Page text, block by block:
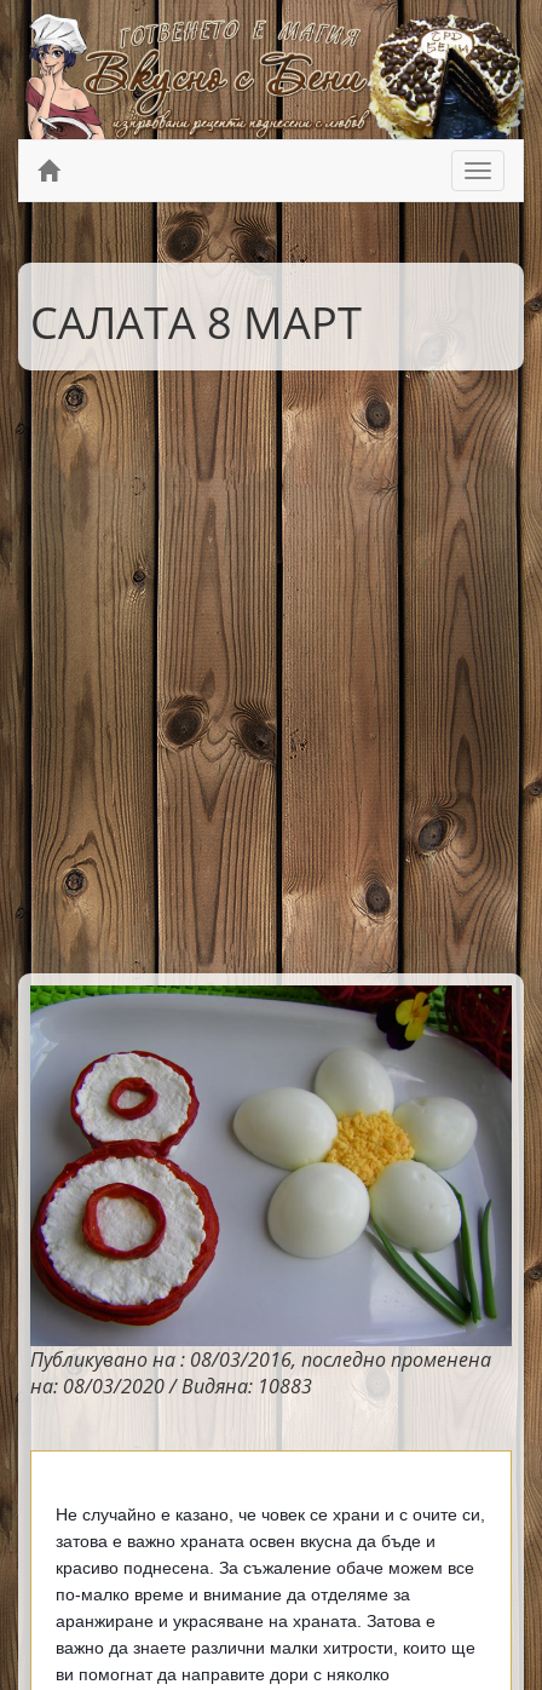
САЛАТА 8 МАРТ
Публикувано на : 08/03/2016, последно променена
на: 08/03/2020 / Видяна: 10883
Не случайно е казано, че човек се храни и с очите си,
затова е важно храната освен вкусна да бъде и
красиво поднесена. За съжаление обаче можем все
по-малко време и внимание да отделяме за
аранжиране и украсяване на храната. Затова е
важно да знаете различни малки хитрости, които ще
ви помогнат да направите дори с няколко